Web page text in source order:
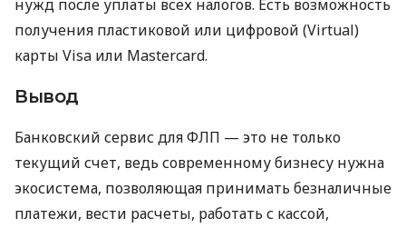
нужд после уплаты всех налогов. Есть возможность
получения пластиковой или цифровой (Virtual)
карты Visa или Mastercard.
Вывод
Банковский сервис для ФЛП — это не только
текущий счет, ведь современному бизнесу нужна
экосистема, позволяющая принимать безналичные
платежи, вести расчеты, работать с кассой,